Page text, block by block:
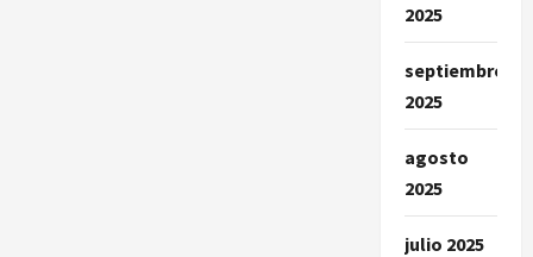
2025
septiembre
2025
agosto
2025
julio 2025